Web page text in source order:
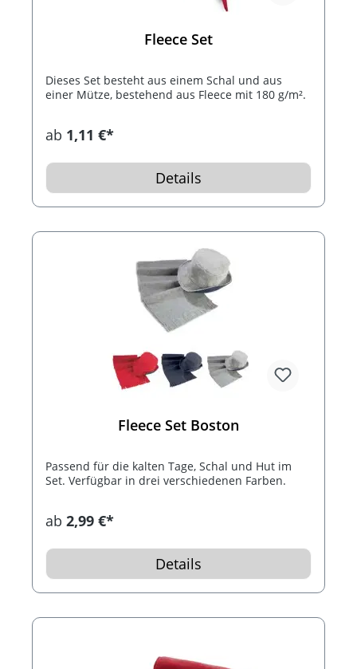
Fleece Set
Dieses Set besteht aus einem Schal und aus
einer Mütze, bestehend aus Fleece mit 180 g/m².
ab 1,11 €*
Details
Fleece Set Boston
Passend für die kalten Tage, Schal und Hut im
Set. Verfügbar in drei verschiedenen Farben.
ab 2,99 €*
Details